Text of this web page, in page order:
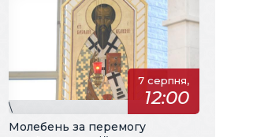
7 серпня,
12:00
\
Молебень за перемогу